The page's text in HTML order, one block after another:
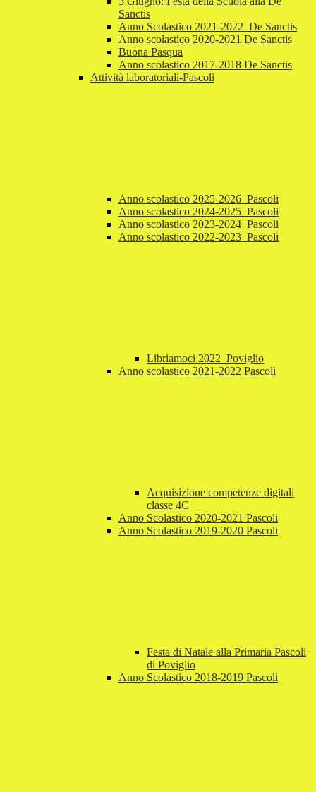
Sanctis
Anno Scolastico 2021-2022_De Sanctis
Anno scolastico 2020-2021 De Sanctis
Buona Pasqua
Anno scolastico 2017-2018 De Sanctis
Attività laboratoriali-Pascoli
Anno scolastico 2025-2026_Pascoli
Anno scolastico 2024-2025_Pascoli
Anno scolastico 2023-2024_Pascoli
Anno scolastico 2022-2023_Pascoli
Libriamoci 2022_Poviglio
Anno scolastico 2021-2022 Pascoli
Acquisizione competenze digitali
classe 4C
Anno Scolastico 2020-2021 Pascoli
Anno Scolastico 2019-2020 Pascoli
Festa di Natale alla Primaria Pascoli
di Poviglio
Anno Scolastico 2018-2019 Pascoli